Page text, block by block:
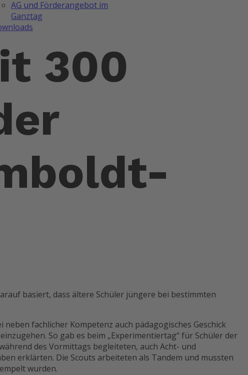
AG und Förderangebot im
Ganztag
300
basiert, dass ältere Schüler jüngere bei bestimmten
fachlicher Kompetenz auch pädagogisches Geschick
So gab es beim „Experimentiertag“ für Schüler der
des Vormittags begleiteten, auch Acht- und
erklärten. Die Scouts arbeiteten als Tandem und mussten
wurden.